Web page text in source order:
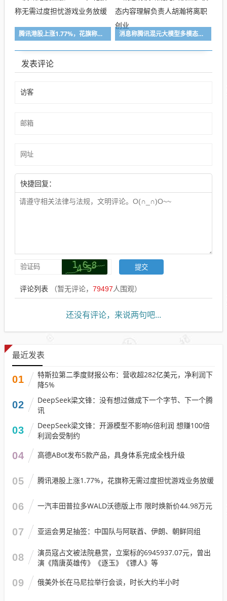
腾讯港股上涨1.77%，花旗称无需过度担忧游戏业务放缓 消息称腾讯混元大模型多模态内容理解负责人胡瀚将离职创业
发表评论
快捷回复：
评论列表 （暂无评论， 79497人围观）
还没有评论，来说两句吧...
最近发表
01
特斯拉第二季度财报公布：营收超282亿美元，净利润下
降5%
02
DeepSeek梁文锋：没有想过做成下一个字节、下一个腾
讯
03
DeepSeek梁文锋：开源模型不影响6倍利润 想赚100倍
利润会受制约
04 高德ABot发布5款产品，具身体系完成全栈升级
05 腾讯港股上涨1.77%，花旗称无需过度担忧游戏业务放缓
06 一汽丰田普拉多WALD沃德版上市 限时焕新价44.98万元
07 亚运会男足抽签：中国队与阿联酋、伊朗、朝鲜同组
08
演员寇占文被法院悬赏，立案标的6945937.07元，曾出
演《隋唐英雄传》《逐玉》《镖人》等
09 俄美外长在马尼拉举行会谈，时长大约半小时